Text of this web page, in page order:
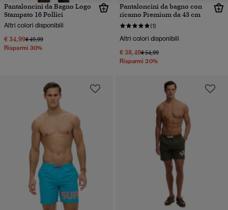
Pantaloncini da Bagno Logo
Stampato 16 Pollici
Altri colori disponibili
€ 34,99Prezzo ridotto da
€ 49,99a
Risparmi 30%
Pantaloncini da bagno con
ricamo Premium da 43 cm
(1)
Altri colori disponibili
€ 38,49Prezzo ridotto da
€ 54,99a
Risparmi 30%